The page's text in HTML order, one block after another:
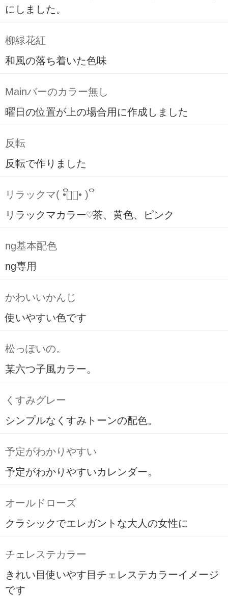
にしました。
柳緑花紅
和風の落ち着いた色味
Mainバーのカラー無し
曜日の位置が上の場合用に作成しました
反転
反転で作りました
リラックマ( ິ•ᆺ⃘• )ິ
リラックマカラー♡茶、黄色、ピンク
ng基本配色
ng専用
かわいいかんじ
使いやすい色です
松っぽいの。
某六つ子風カラー。
くすみグレー
シンプルなくすみトーンの配色。
予定がわかりやすい
予定がわかりやすいカレンダー。
オールドローズ
クラシックでエレガントな大人の女性に
チェレステカラー
きれい目使いやす目チェレステカラーイメージ
です